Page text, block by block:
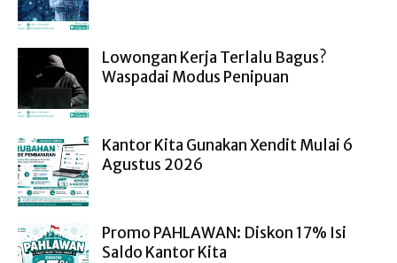
Lowongan Kerja Terlalu Bagus?
Waspadai Modus Penipuan
Kantor Kita Gunakan Xendit Mulai 6
Agustus 2026
Promo PAHLAWAN: Diskon 17% Isi
Saldo Kantor Kita